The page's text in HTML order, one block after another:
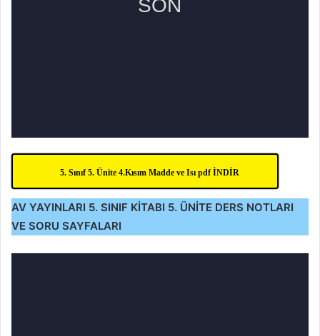
5. Sınıf 5. Ünite 4.Kısım Madde ve Isı pdf İNDİR
AV YAYINLARI 5. SINIF KİTABI 5. ÜNİTE DERS NOTLARI
VE SORU SAYFALARI